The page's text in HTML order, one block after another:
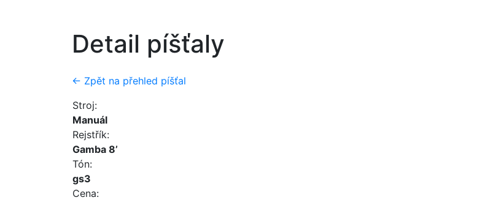
Detail píšťaly
← Zpět na přehled píšťal
Stroj:
Manuál
Rejstřík:
Gamba 8’
Tón:
gs3
Cena: